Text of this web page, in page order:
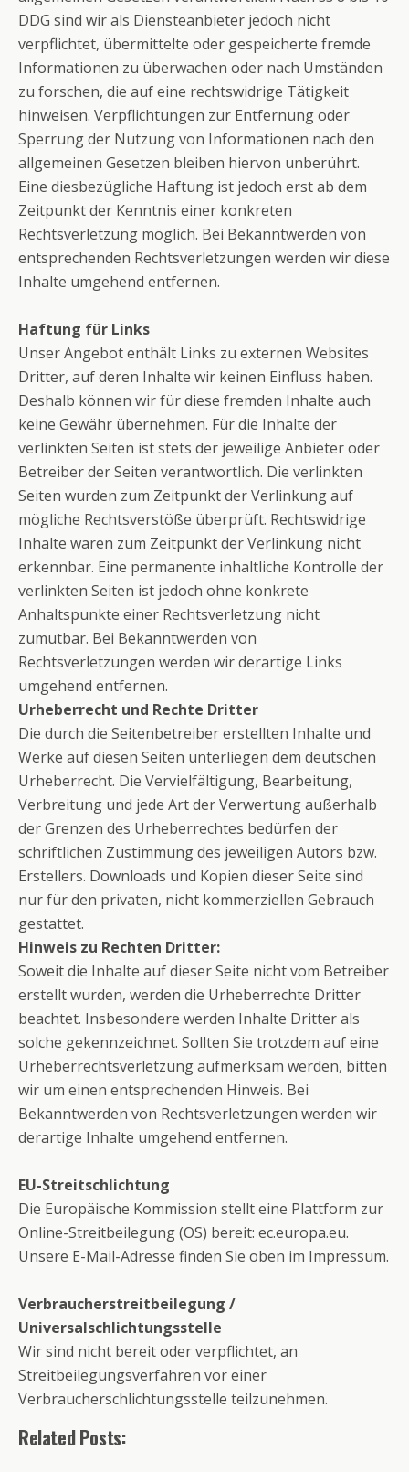
DDG sind wir als Diensteanbieter jedoch nicht
verpflichtet, übermittelte oder gespeicherte fremde
Informationen zu überwachen oder nach Umständen
zu forschen, die auf eine rechtswidrige Tätigkeit
hinweisen. Verpflichtungen zur Entfernung oder
Sperrung der Nutzung von Informationen nach den
allgemeinen Gesetzen bleiben hiervon unberührt.
Eine diesbezügliche Haftung ist jedoch erst ab dem
Zeitpunkt der Kenntnis einer konkreten
Rechtsverletzung möglich. Bei Bekanntwerden von
entsprechenden Rechtsverletzungen werden wir diese
Inhalte umgehend entfernen.
Haftung für Links
Unser Angebot enthält Links zu externen Websites
Dritter, auf deren Inhalte wir keinen Einfluss haben.
Deshalb können wir für diese fremden Inhalte auch
keine Gewähr übernehmen. Für die Inhalte der
verlinkten Seiten ist stets der jeweilige Anbieter oder
Betreiber der Seiten verantwortlich. Die verlinkten
Seiten wurden zum Zeitpunkt der Verlinkung auf
mögliche Rechtsverstöße überprüft. Rechtswidrige
Inhalte waren zum Zeitpunkt der Verlinkung nicht
erkennbar. Eine permanente inhaltliche Kontrolle der
verlinkten Seiten ist jedoch ohne konkrete
Anhaltspunkte einer Rechtsverletzung nicht
zumutbar. Bei Bekanntwerden von
Rechtsverletzungen werden wir derartige Links
umgehend entfernen.
Urheberrecht und Rechte Dritter
Die durch die Seitenbetreiber erstellten Inhalte und
Werke auf diesen Seiten unterliegen dem deutschen
Urheberrecht. Die Vervielfältigung, Bearbeitung,
Verbreitung und jede Art der Verwertung außerhalb
der Grenzen des Urheberrechtes bedürfen der
schriftlichen Zustimmung des jeweiligen Autors bzw.
Erstellers. Downloads und Kopien dieser Seite sind
nur für den privaten, nicht kommerziellen Gebrauch
gestattet.
Hinweis zu Rechten Dritter:
Soweit die Inhalte auf dieser Seite nicht vom Betreiber
erstellt wurden, werden die Urheberrechte Dritter
beachtet. Insbesondere werden Inhalte Dritter als
solche gekennzeichnet. Sollten Sie trotzdem auf eine
Urheberrechtsverletzung aufmerksam werden, bitten
wir um einen entsprechenden Hinweis. Bei
Bekanntwerden von Rechtsverletzungen werden wir
derartige Inhalte umgehend entfernen.
EU-Streitschlichtung
Die Europäische Kommission stellt eine Plattform zur
Online-Streitbeilegung (OS) bereit: ec.europa.eu.
Unsere E-Mail-Adresse finden Sie oben im Impressum.
Verbraucherstreitbeilegung /
Universalschlichtungsstelle
Wir sind nicht bereit oder verpflichtet, an
Streitbeilegungsverfahren vor einer
Verbraucherschlichtungsstelle teilzunehmen.
Related Posts: